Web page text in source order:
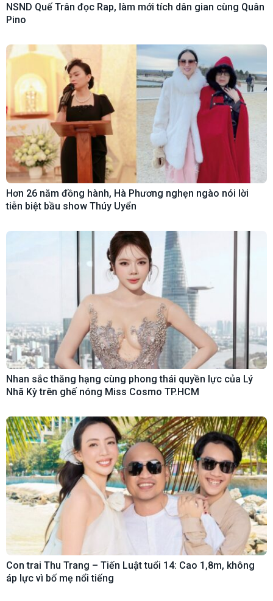
NSND Quế Trân đọc Rap, làm mới tích dân gian cùng Quân
Pino
Hơn 26 năm đồng hành, Hà Phương nghẹn ngào nói lời
tiễn biệt bầu show Thúy Uyển
Nhan sắc thăng hạng cùng phong thái quyền lực của Lý
Nhã Kỳ trên ghế nóng Miss Cosmo TP.HCM
Con trai Thu Trang – Tiến Luật tuổi 14: Cao 1,8m, không
áp lực vì bố mẹ nổi tiếng